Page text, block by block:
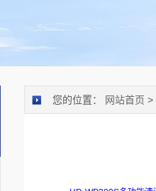
您的位置： 网站首页 >